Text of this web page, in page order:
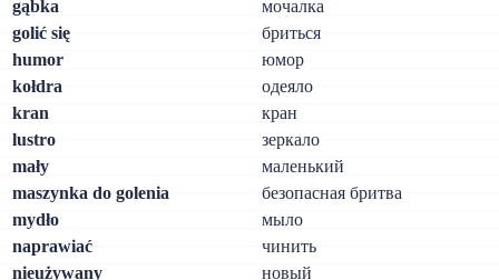
gąbka
golić się
humor
kołdra
kran
lustro
mały
maszynka do golenia
мочалка
бриться
юмор
одеяло
кран
зеркало
маленький
безопасная бритва
mydło
naprawiać
nieużywany
мыло
чинить
новый